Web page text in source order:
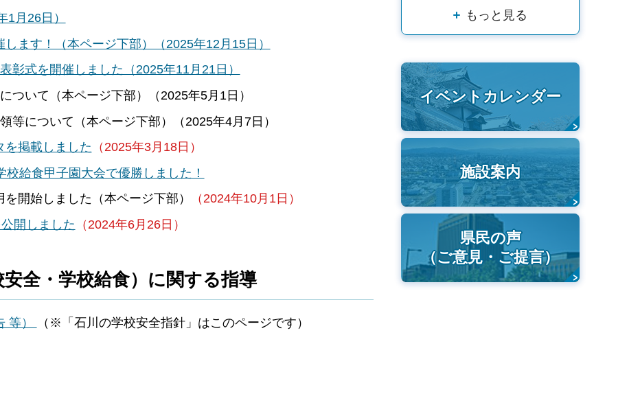
月26日）
ます！（本ページ下部）（2025年12月15日）
彰式を開催しました（2025年11月21日）
ついて（本ページ下部）（2025年5月1日）
等について（本ページ下部）（2025年4月7日）
を掲載しました （2025年3月18日）
給食甲子園大会で優勝しました！
開始しました（本ページ下部）
（2024年10月1日）
開しました （2024年6月26日）
全・学校給食）に関する指導
等）
（※「石川の学校安全指針」はこのページです）
もっと見る
イベントカレンダー
施設案内
県民の声
（ご意見・ご提言）